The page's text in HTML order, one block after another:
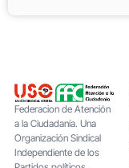
Federacion de Atención
a la Ciudadanía. Una
Organización Sindical
Independiente de los